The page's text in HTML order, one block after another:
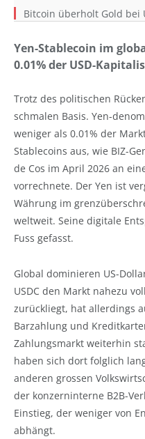
Bitcoin überholt Gold bei
Yen-Stablecoin im
0.01% der USD-
Trotz des politischen
schmalen Basis. Yen-
weniger als 0.01% der
Stablecoins aus, wie BIZ-
de Cos im April 2026 an
vorrechnete. Der Yen ist
Währung im
weltweit. Seine digitale
Fuss gefasst.
Global dominieren US-
USDC den Markt nahezu
zurückliegt, hat allerdings
Barzahlung und
Zahlungsmarkt weiterhin
haben sich dort folglich
anderen grossen
der konzerninterne B2B-
Einstieg, der weniger von
abhängt.